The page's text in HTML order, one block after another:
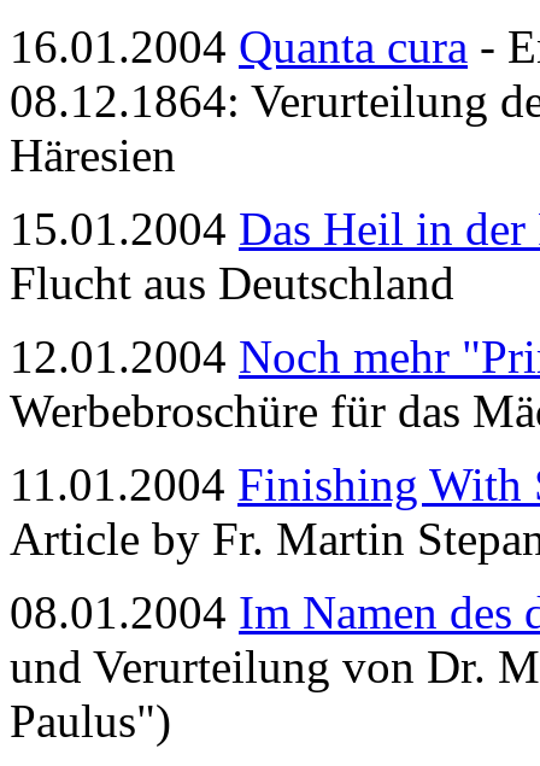
16.01.2004 Quanta cura -
08.12.1864: Verurteilung
Häresien
15.01.2004 Das Heil in der
Flucht aus Deutschland
12.01.2004 Noch mehr
Werbebroschüre für das
11.01.2004 Finishing With
Article by Fr. Martin
08.01.2004 Im Namen des
und Verurteilung von Dr.
Paulus")